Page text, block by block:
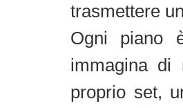
trasmettere
Ogni piano
immagina
proprio set,